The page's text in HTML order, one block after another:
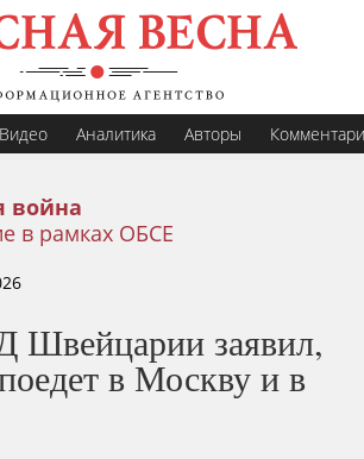
Видео Аналитика Авторы
война
в рамках ОБСЕ
Швейцарии заявил,
в Москву и в